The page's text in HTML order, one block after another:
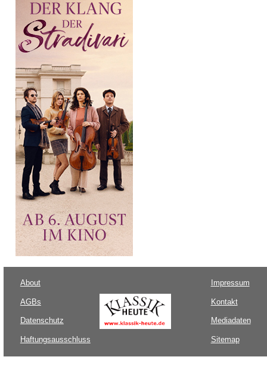
About
AGBs
Datenschutz
Haftungsausschluss
Impressum
Kontakt
Mediadaten
Sitemap